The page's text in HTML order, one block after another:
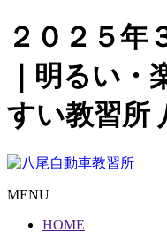
２０２５
｜明るい
すい教習所
MENU
HOME